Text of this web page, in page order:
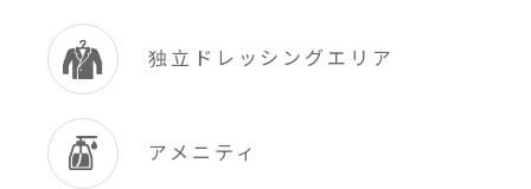
独立ドレッシングエリア
アメニティ